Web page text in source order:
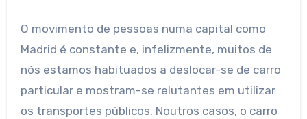
O movimento de pessoas numa capital como
Madrid é constante e, infelizmente, muitos de
nós estamos habituados a deslocar-se de carro
particular e mostram-se relutantes em utilizar
os transportes públicos. Noutros casos, o carro